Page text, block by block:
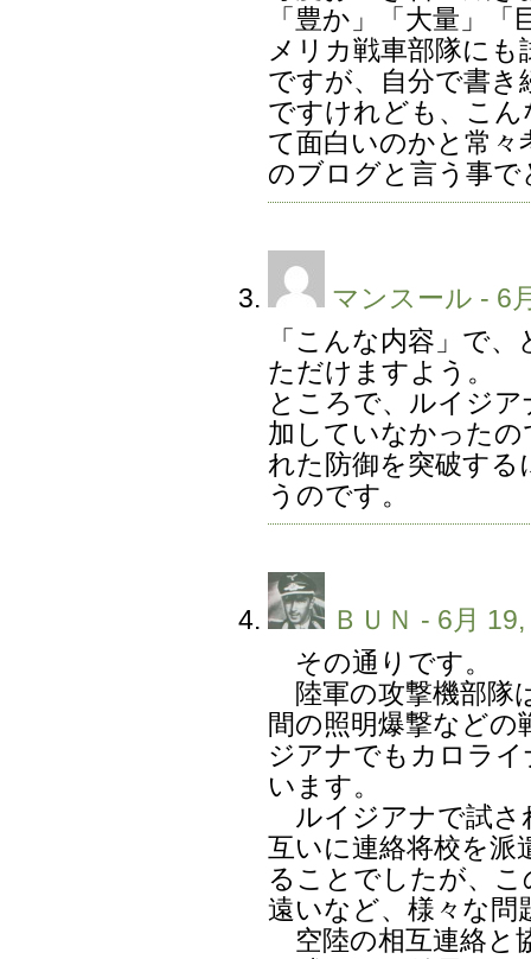
「豊か」「大量」
メリカ戦車部隊に
ですが、自分で書
ですけれども、こ
て面白いのかと常
のブログと言う事
マンスール - 6
「こんな内容」で
ただけますよう。
ところで、ルイジ
加していなかった
れた防御を突破する
うのです。
ＢＵＮ - 6月
その通りです。
陸軍の攻撃機部隊
間の照明爆撃など
ジアナでもカロラ
います。
ルイジアナで試さ
互いに連絡将校を派
ることでしたが、
遠いなど、様々な問
空陸の相互連絡と